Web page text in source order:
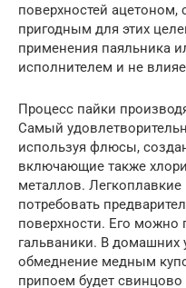
поверхностей ацетоном,
пригодным для этих
применения паяльника
исполнителем и не
Процесс пайки
Самый
используя флюсы,
включающие также
металлов. Легкоплавкие
потребовать
поверхности. Его можно
гальваники. В домашних
обмеднение медным
припоем будет